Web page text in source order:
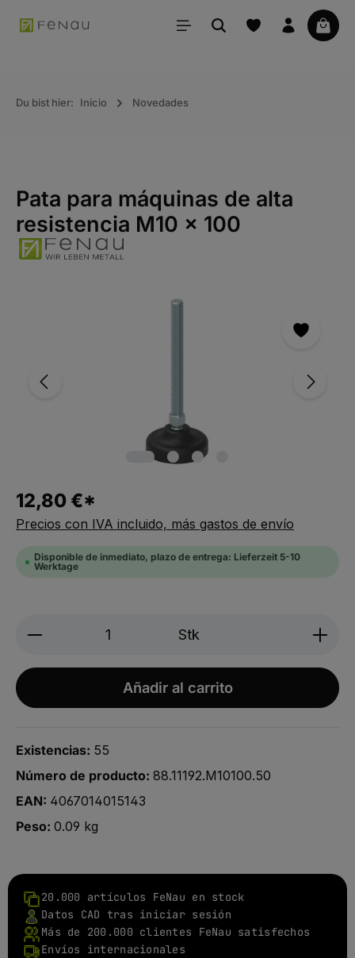
principal La
Du bist hier: Inicio Novedades
Pata para máquinas de alta
resistencia M10 x 100
Saltar la galería de imágenes
12,80 €*
Precios con IVA incluido, más gastos de envío
Disponible de inmediato, plazo de entrega: Lieferzeit 5-10
Werktage
Produkt Anzahl: Gib den
Stk
Añadir al carrito
Existencias: 55
Número de producto: 88.11192.M10100.50
EAN: 4067014015143
Peso: 0.09 kg
20.000 artículos FeNau en stock
Datos CAD tras iniciar sesión
Más de 200.000 clientes FeNau satisfechos
Envíos internacionales